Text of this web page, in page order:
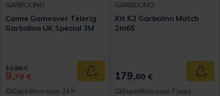
GARBOLINO
Canne Gameover Telerig
Garbolino UK Special 3M
Price reduced from
13,99 €to
9,79 € Ajouter au panier
Expédition sous 24 h
GARBOLINO
Kit K2 Garbolino Match
2m65
179,00 €
Expédition sous 7 jours